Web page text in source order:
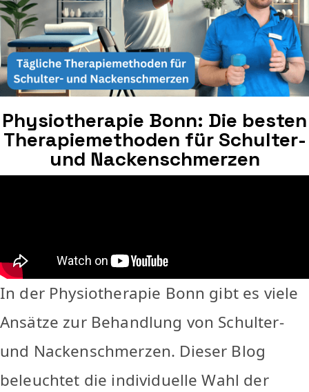
Physiotherapie Bonn: Die besten
Therapiemethoden für Schulter-
und Nackenschmerzen
In der Physiotherapie Bonn gibt es viele
Ansätze zur Behandlung von Schulter-
und Nackenschmerzen. Dieser Blog
beleuchtet die individuelle Wahl der